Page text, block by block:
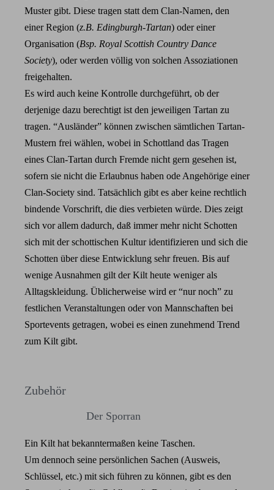
Muster gibt. Diese tragen statt dem Clan-Namen, den
einer Region (z.B. Edingburgh-Tartan) oder einer
Organisation (Bsp. Royal Scottish Country Dance
Society), oder werden völlig von solchen Assoziationen
freigehalten.
Es wird auch keine Kontrolle durchgeführt, ob der
derjenige dazu berechtigt ist den jeweiligen Tartan zu
tragen. “Ausländer” können zwischen sämtlichen Tartan-
Mustern frei wählen, wobei in Schottland das Tragen
eines Clan-Tartan durch Fremde nicht gern gesehen ist,
sofern sie nicht die Erlaubnus haben ode Angehörige einer
Clan-Society sind. Tatsächlich gibt es aber keine rechtlich
bindende Vorschrift, die dies verbieten würde. Dies zeigt
sich vor allem dadurch, daß immer mehr nicht Schotten
sich mit der schottischen Kultur identifizieren und sich die
Schotten über diese Entwicklung sehr freuen. Bis auf
wenige Ausnahmen gilt der Kilt heute weniger als
Alltagskleidung. Üblicherweise wird er “nur noch” zu
festlichen Veranstaltungen oder von Mannschaften bei
Sportevents getragen, wobei es einen zunehmend Trend
zum Kilt gibt.
Zubehör
Der Sporran
Ein Kilt hat bekanntermaßen keine Taschen.
Um dennoch seine persönlichen Sachen (Ausweis,
Schlüssel, etc.) mit sich führen zu können, gibt es den